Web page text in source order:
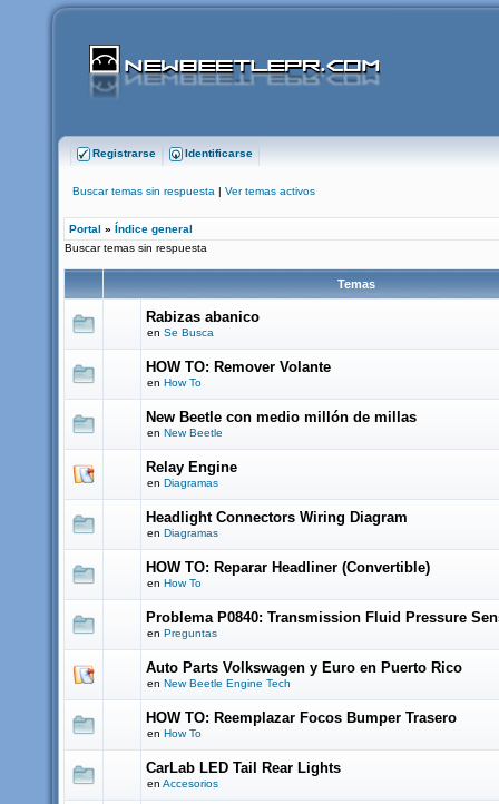
Registrarse Identificarse
Buscar temas sin respuesta | Ver temas activos
Portal » Índice general
Buscar temas sin respuesta
Temas
Rabizas abanico
en Se Busca
HOW TO: Remover Volante
en How To
New Beetle con medio millón de millas
en New Beetle
Relay Engine
en Diagramas
Headlight Connectors Wiring Diagram
en Diagramas
HOW TO: Reparar Headliner (Convertible)
en How To
Problema P0840: Transmission Fluid Pressure
en Preguntas
Auto Parts Volkswagen y Euro en Puerto Rico
en New Beetle Engine Tech
HOW TO: Reemplazar Focos Bumper Trasero
en How To
CarLab LED Tail Rear Lights
en Accesorios